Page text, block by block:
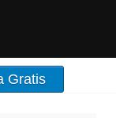
Gratis